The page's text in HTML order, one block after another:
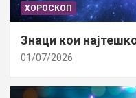
ХОРОСКОП
Знаци кои
01/07/2026